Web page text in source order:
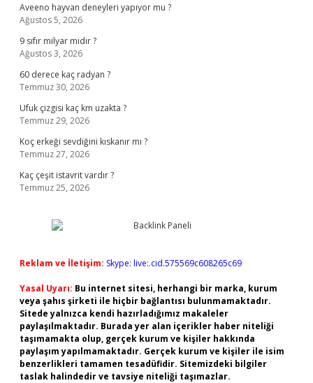
Aveeno hayvan deneyleri yapıyor mu ?
Ağustos 5, 2026
9 sıfır milyar mıdır ?
Ağustos 3, 2026
60 derece kaç radyan ?
Temmuz 30, 2026
Ufuk çizgisi kaç km uzakta ?
Temmuz 29, 2026
Koç erkeği sevdiğini kıskanır mı ?
Temmuz 27, 2026
Kaç çeşit istavrit vardır ?
Temmuz 25, 2026
Reklam ve İletişim: Skype: live:.cid.575569c608265c69
Yasal Uyarı: Bu internet sitesi, herhangi bir marka, kurum
veya şahıs şirketi ile hiçbir bağlantısı bulunmamaktadır.
Sitede yalnızca kendi hazırladığımız makaleler
paylaşılmaktadır. Burada yer alan içerikler haber niteliği
taşımamakta olup, gerçek kurum ve kişiler hakkında
paylaşım yapılmamaktadır. Gerçek kurum ve kişiler ile isim
benzerlikleri tamamen tesadüfidir. Sitemizdeki bilgiler
taslak halindedir ve tavsiye niteliği taşımazlar.